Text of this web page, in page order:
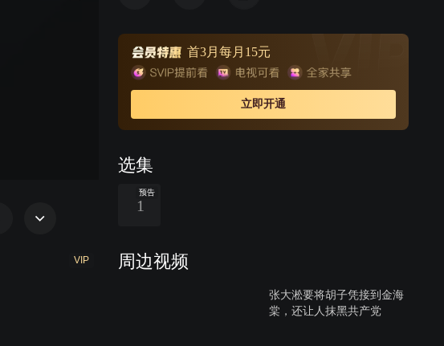
小组负责人姜菊花，前往南京追查真相。尖刀队故布疑
阵，成功揪出假冒破译专家的敌特，解除了对耿得胜的怀
疑。耿得胜与尖刀队在南京会和，准备抢夺真正的密钥，
却发现落入了敌人新的陷阱。在行动中，队长许铭战死，
飞剑队的行动完全被敌人掌控。
首3月每月15元
立即开通
选集
预告
1
周边视频
张大淞要将胡子凭接到金海
棠，还让人抹黑共产党
VIP